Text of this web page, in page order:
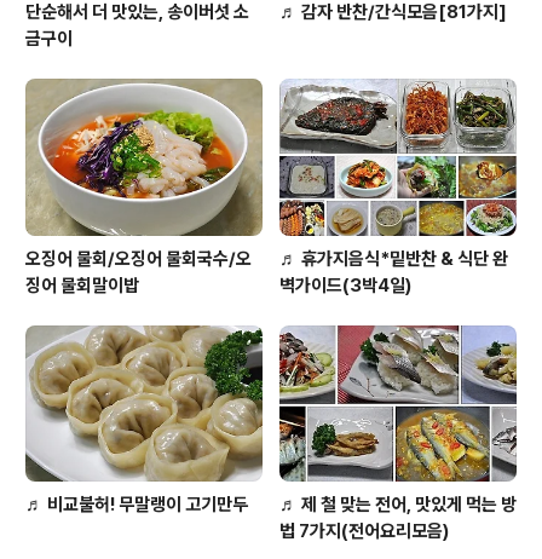
단순해서 더 맛있는, 송이버섯 소
금구이
♬ 감자 반찬/간식모음[81가지]
오징어 물회/오징어 물회국수/오
징어 물회말이밥
♬ 휴가지음식*밑반찬 & 식단 완
벽가이드(3박4일)
♬ 비교불허! 무말랭이 고기만두
♬ 제 철 맞는 전어, 맛있게 먹는 방
법 7가지(전어요리모음)